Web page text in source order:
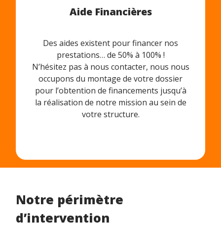
Aide Financières
Des aides existent pour financer nos
prestations… de 50% à 100% !
N’hésitez pas à nous contacter, nous nous
occupons du montage de votre dossier
pour l’obtention de financements jusqu’à
la réalisation de notre mission au sein de
votre structure.
Notre périmètre
d’intervention